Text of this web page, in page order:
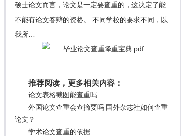
硕士论文而言，论文是一定要查重的，这决定了能
不能有论文答辩的资格。 不同学校的要求不同，以
我所…
推荐阅读，更多相关内容：
论文表格截图能查重吗
外国论文查重会查摘要吗 国外杂志社如何查重
论文？
学术论文查重的依据